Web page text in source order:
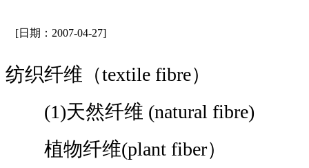
[日期：2007-04-27]
纺织纤维（textile fibre）
(1)天然纤维 (natural fibre)
植物纤维(plant fiber）